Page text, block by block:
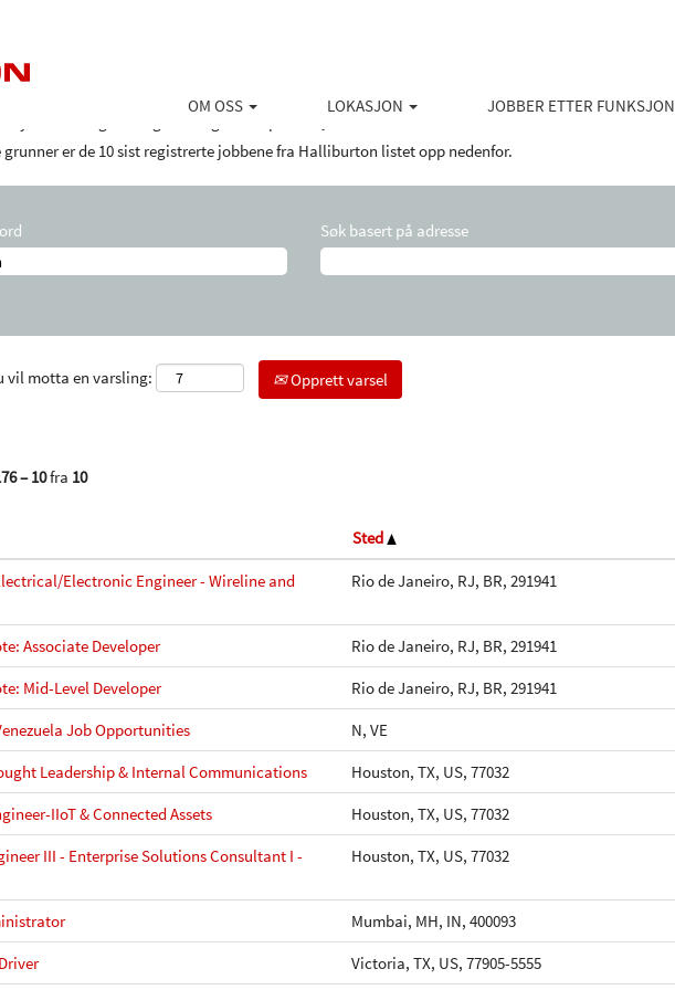
OM OSS LOKASJON JOBBER ETTER FUNKSJON
for
grunner er de 10 sist registrerte jobbene fra Halliburton listet opp nedenfor.
Søk basert på adresse
vil motta en varsling: Opprett varsel
– 10fra 10
Sted
Electronic Engineer - Wireline and
Rio de Janeiro, RJ, BR, 291941
Associate Developer Rio de Janeiro, RJ, BR, 291941
Mid-Level Developer
Rio de Janeiro, RJ, BR, 291941
Job Opportunities
N, VE
Leadership & Internal Communications
Houston, TX, US, 77032
IIoT & Connected Assets
Houston, TX, US, 77032
III - Enterprise Solutions Consultant I -
Houston, TX, US, 77032
Mumbai, MH, IN, 400093
Victoria, TX, US, 77905-5555